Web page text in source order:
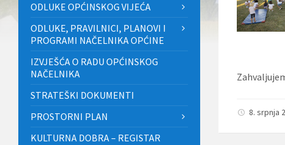
8. srpnja
ODLUKE OPĆINSKOG VIJEĆA
ODLUKE, PRAVILNICI, PLANOVI I
PROGRAMI NAČELNIKA OPĆINE
IZVJEŠĆA O RADU OPĆINSKOG
NAČELNIKA
STRATEŠKI DOKUMENTI
PROSTORNI PLAN
KULTURNA DOBRA – REGISTAR